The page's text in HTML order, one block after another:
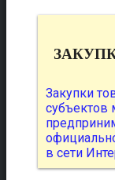
Закупки
субъектов
в сети